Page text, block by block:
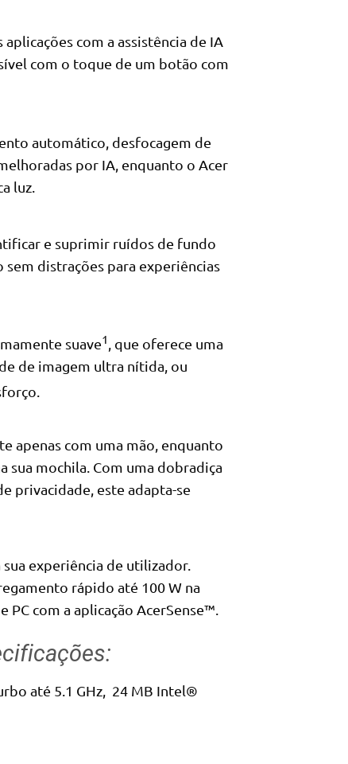
com a assistência de IA
com o toque de um botão com
automático, desfocagem de
por IA, enquanto o Acer
luz.
e suprimir ruídos de fundo
distrações para experiências
suave1, que oferece uma
de imagem ultra nítida, ou
apenas com uma mão, enquanto
sua mochila. Com uma dobradiça
privacidade, este adapta-se
experiência de utilizador.
rápido até 100 W na
PC com a aplicação AcerSense™.
até 5.1 GHz, 24 MB Intel®